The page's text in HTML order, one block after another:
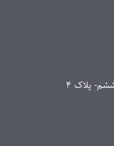
پلاک ۴